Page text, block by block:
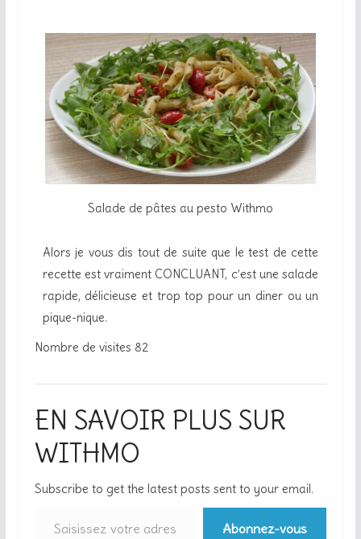
Salade de pâtes au pesto Withmo
Alors je vous dis tout de suite que le test de cette
recette est vraiment CONCLUANT, c’est une salade
rapide, délicieuse et trop top pour un diner ou un
pique-nique.
Nombre de visites 82
EN SAVOIR PLUS SUR
WITHMO
Subscribe to get the latest posts sent to your email.
Abonnez-vous